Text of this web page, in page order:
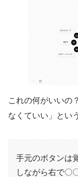
これの何がいいの
なくていい」とい
手元のボタンは
しながら右で〇